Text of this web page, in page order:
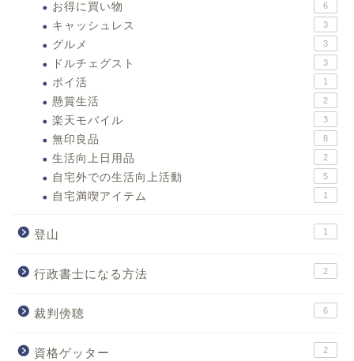
お得に買い物 6
キャッシュレス 3
グルメ 3
ドルチェグスト 3
ポイ活 1
懸賞生活 2
楽天モバイル 3
無印良品 8
生活向上日用品 2
自宅外での生活向上活動 5
自宅満喫アイテム 1
登山 1
行政書士になる方法 2
裁判傍聴 6
資格ゲッター 2